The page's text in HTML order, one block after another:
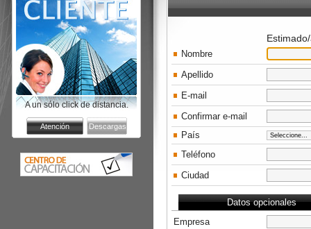
A un sólo click de distancia.
Nombre
Apellido
E-mail
Confirmar e-mail
País
Teléfono
Ciudad
Datos opcionales
Empresa